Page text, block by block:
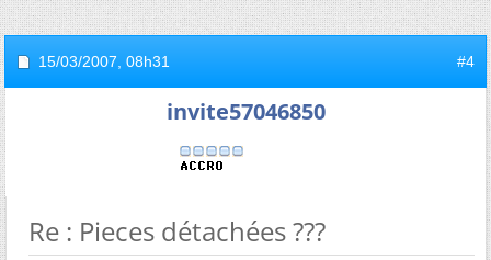
15/03/2007, 08h31 #4
invite57046850
Re : Pieces détachées ???